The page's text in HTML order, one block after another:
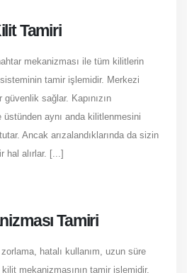
Tamiri
mekanizması ile tüm kilitlerin
tamir işlemidir. Merkezi
sağlar. Kapınızın
üstünden aynı anda kilitlenmesini
Ancak arızalandıklarında da sizin
hal alırlar. [...]
Tamiri
hatalı kullanım, uzun süre
mekanizmasının tamir işlemidir.